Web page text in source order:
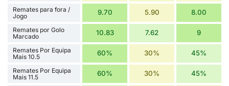
Remates para fora /
Jogo
9.70 5.90 8.00
Remates por Golo
Marcado
10.83 7.62 9
Remates Por Equipa
Mais 10.5
60% 30% 45%
Remates Por Equipa
Mais 11.5
60% 30% 45%